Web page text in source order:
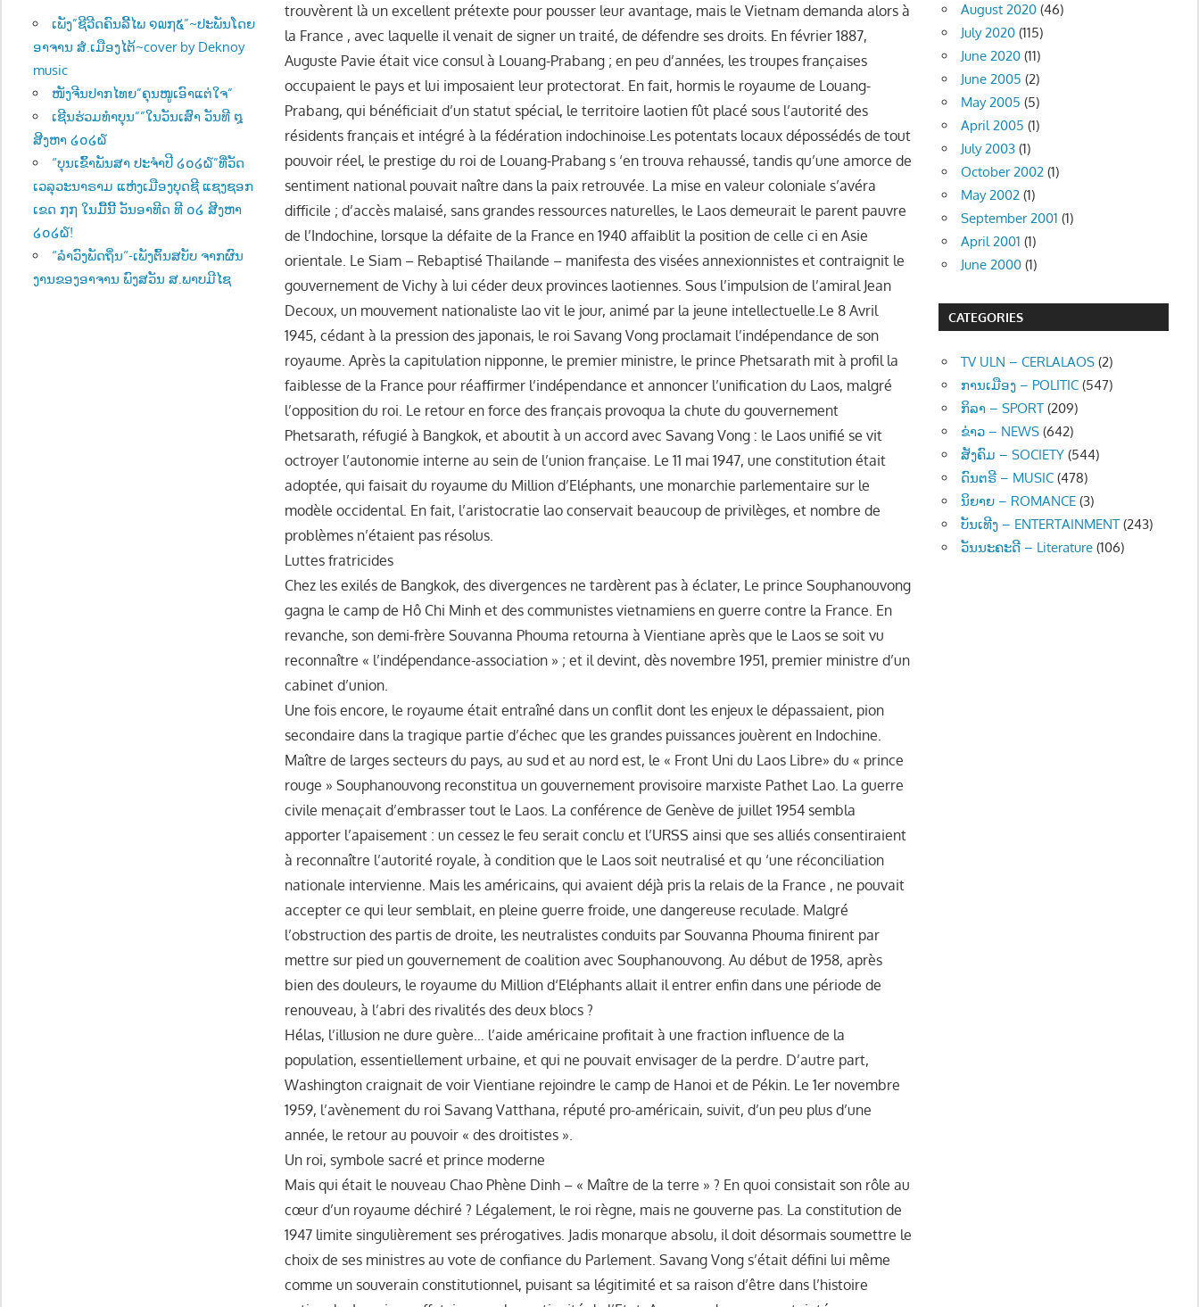
trouvèrent là un excellent prétexte pour pousser leur avantage, mais le Vietnam demanda alors à
la France , avec laquelle il venait de signer un traité, de défendre ses droits. En février 1887,
Auguste Pavie était vice consul à Louang-Prabang ; en peu d’années, les troupes françaises
occupaient le pays et lui imposaient leur protectorat. En fait, hormis le royaume de Louang-
Prabang, qui bénéficiait d’un statut spécial, le territoire laotien fût placé sous l’autorité des
résidents français et intégré à la fédération indochinoise.Les potentats locaux dépossédés de tout
pouvoir réel, le prestige du roi de Louang-Prabang s ‘en trouva rehaussé, tandis qu’une amorce de
sentiment national pouvait naître dans la paix retrouvée. La mise en valeur coloniale s’avéra
difficile ; d’accès malaisé, sans grandes ressources naturelles, le Laos demeurait le parent pauvre
de l’Indochine, lorsque la défaite de la France en 1940 affaiblit la position de celle ci en Asie
orientale. Le Siam – Rebaptisé Thailande – manifesta des visées annexionnistes et contraignit le
gouvernement de Vichy à lui céder deux provinces laotiennes. Sous l’impulsion de l’amiral Jean
Decoux, un mouvement nationaliste lao vit le jour, animé par la jeune intellectuelle.Le 8 Avril
1945, cédant à la pression des japonais, le roi Savang Vong proclamait l’indépendance de son
royaume. Après la capitulation nipponne, le premier ministre, le prince Phetsarath mit à profil la
faiblesse de la France pour réaffirmer l’indépendance et annoncer l’unification du Laos, malgré
l’opposition du roi. Le retour en force des français provoqua la chute du gouvernement
Phetsarath, réfugié à Bangkok, et aboutit à un accord avec Savang Vong : le Laos unifié se vit
octroyer l’autonomie interne au sein de l’union française. Le 11 mai 1947, une constitution était
adoptée, qui faisait du royaume du Million d’Eléphants, une monarchie parlementaire sur le
modèle occidental. En fait, l’aristocratie lao conservait beaucoup de privilèges, et nombre de
problèmes n’étaient pas résolus.
Luttes fratricides
Chez les exilés de Bangkok, des divergences ne tardèrent pas à éclater, Le prince Souphanouvong
gagna le camp de Hô Chi Minh et des communistes vietnamiens en guerre contre la France. En
revanche, son demi-frère Souvanna Phouma retourna à Vientiane après que le Laos se soit vu
reconnaître « l’indépendance-association » ; et il devint, dès novembre 1951, premier ministre d’un
cabinet d’union.
Une fois encore, le royaume était entraîné dans un conflit dont les enjeux le dépassaient, pion
secondaire dans la tragique partie d’échec que les grandes puissances jouèrent en Indochine.
Maître de larges secteurs du pays, au sud et au nord est, le « Front Uni du Laos Libre» du « prince
rouge » Souphanouvong reconstitua un gouvernement provisoire marxiste Pathet Lao. La guerre
civile menaçait d’embrasser tout le Laos. La conférence de Genève de juillet 1954 sembla
apporter l’apaisement : un cessez le feu serait conclu et l’URSS ainsi que ses alliés consentiraient
à reconnaître l’autorité royale, à condition que le Laos soit neutralisé et qu ‘une réconciliation
nationale intervienne. Mais les américains, qui avaient déjà pris la relais de la France , ne pouvait
accepter ce qui leur semblait, en pleine guerre froide, une dangereuse reculade. Malgré
l’obstruction des partis de droite, les neutralistes conduits par Souvanna Phouma finirent par
mettre sur pied un gouvernement de coalition avec Souphanouvong. Au début de 1958, après
bien des douleurs, le royaume du Million d‘Eléphants allait il entrer enfin dans une période de
renouveau, à l’abri des rivalités des deux blocs ?
Hélas, l’illusion ne dure guère… l’aide américaine profitait à une fraction influence de la
population, essentiellement urbaine, et qui ne pouvait envisager de la perdre. D’autre part,
Washington craignait de voir Vientiane rejoindre le camp de Hanoi et de Pékin. Le 1er novembre
1959, l’avènement du roi Savang Vatthana, réputé pro-américain, suivit, d’un peu plus d’une
année, le retour au pouvoir « des droitistes ».
Un roi, symbole sacré et prince moderne
Mais qui était le nouveau Chao Phène Dinh – « Maître de la terre » ? En quoi consistait son rôle au
cœur d’un royaume déchiré ? Légalement, le roi règne, mais ne gouverne pas. La constitution de
1947 limite singulièrement ses prérogatives. Jadis monarque absolu, il doit désormais soumettre le
choix de ses ministres au vote de confiance du Parlement. Savang Vong s’était défini lui même
comme un souverain constitutionnel, puisant sa légitimité et sa raison d’être dans l’histoire
ເພັງ”ຊີວີດຄົນລີ້ໄພ ໑໙໗໕”~ປະພັນໂດຍ
ອາຈານ ສໍ.ເມືອງໄຕ້~cover by Deknoy
music
ໜັງຈີນປາກໄທຍ”ຄຸນໜູເອົາແຕ່ໃຈ”
ເຊີນຮ່ວມທຳບຸນ””ໃນວັນເສົາ ວັນທີ ໘
ສີງຫາ ໒໐໒໖
“ບຸນເຂົ້າພັນສາ ປະຈຳປີ ໒໐໒໖”ທີ່ວັດ
ເວລຸວະນາຣາມ ແຫ່ງເມືອງບຸດຊີ ແຊງຊອກ
ເຂດ ໗໗ ໃນມື້ນີ້ ວັນອາທີດ ທີ ໐໒ ສີງຫາ
໒໐໒໖!
“ລຳວົງພັດຖິ່ນ“-ເພັງຕົ້ນສບັບ ຈາກຜົນ
ງານຂອງອາຈານ ພົງສວັນ ສ.ພາບມີໄຊ
August 2020 (46)
July 2020 (115)
June 2020 (11)
June 2005 (2)
May 2005 (5)
April 2005 (1)
July 2003 (1)
October 2002 (1)
May 2002 (1)
September 2001 (1)
April 2001 (1)
June 2000 (1)
CATEGORIES
TV ULN – CERLALAOS (2)
ການເມືອງ – POLITIC (547)
ກິລາ – SPORT (209)
ຂ່າວ – NEWS (642)
ສັງຄົມ – SOCIETY (544)
ດົນຕຣີ – MUSIC (478)
ນິຍາຍ – ROMANCE (3)
ບັນເທີງ – ENTERTAINMENT (243)
ວັນນະຄະດີ – Literature (106)